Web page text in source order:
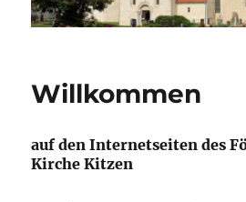
Willkommen
auf den Internetseiten des
Kirche Kitzen